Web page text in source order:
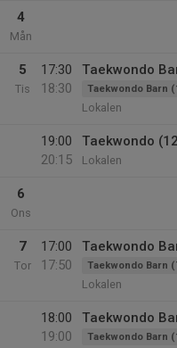
4
Mån
5
Tis
17:30
18:30
Taekwondo
Taekwondo Barn
Lokalen
19:00
20:15
Taekwondo
Lokalen
6
Ons
7
Tor
17:00
17:50
Taekwondo
Taekwondo Barn
Lokalen
18:00
19:00
Taekwondo
Taekwondo Barn